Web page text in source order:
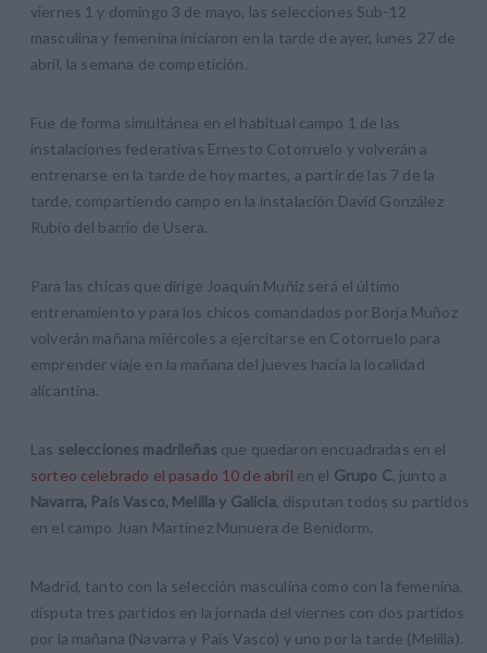
viernes 1 y domingo 3 de mayo, las selecciones Sub-12
masculina y femenina iniciaron en la tarde de ayer, lunes 27 de
abril, la semana de competición.
Fue de forma simultánea en el habitual campo 1 de las
instalaciones federativas Ernesto Cotorruelo y volverán a
entrenarse en la tarde de hoy martes, a partir de las 7 de la
tarde, compartiendo campo en la instalación David González
Rubio del barrio de Usera.
Para las chicas que dirige Joaquín Muñiz será el último
entrenamiento y para los chicos comandados por Borja Muñoz
volverán mañana miércoles a ejercitarse en Cotorruelo para
emprender viaje en la mañana del jueves hacia la localidad
alicantina.
Las selecciones madrileñas que quedaron encuadradas en el
sorteo celebrado el pasado 10 de abril en el Grupo C , junto a
Navarra, País Vasco, Melilla y Galicia , disputan todos su partidos
en el campo Juan Martínez Munuera de Benidorm.
Madrid, tanto con la selección masculina como con la femenina,
disputa tres partidos en la jornada del viernes con dos partidos
por la mañana (Navarra y País Vasco) y uno por la tarde (Melilla).